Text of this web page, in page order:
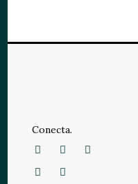
Conecta.